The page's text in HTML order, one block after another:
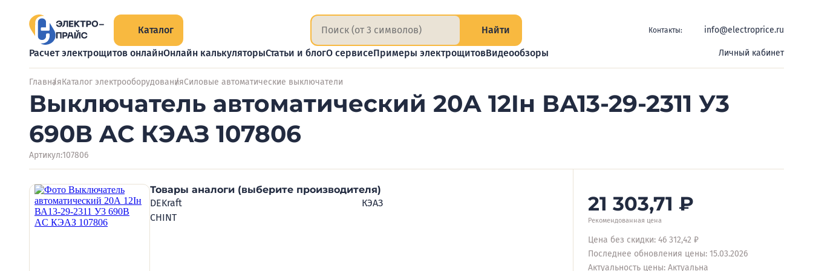
Каталог Найти Контакты: info@electroprice.ru
Расчет электрощитов онлайнОнлайн калькуляторыСтатьи и блогО сервисеПримеры электрощитовВидеообзоры Личный кабинет
ГлавнаяКаталог электрооборудованияСиловые автоматические выключатели
Выключатель автоматический 20А 12Iн ВА13-29-2311 У3
690В AC КЭАЗ 107806
Артикул:107806
Товары аналоги (выберите производителя)
DEKraft
КЭАЗ
CHINT
21 303,71 ₽
Рекомендованная цена
Цена без скидки: 46 312,42 ₽
Последнее обновления цены: 15.03.2026
Актуальность цены: Актуальна